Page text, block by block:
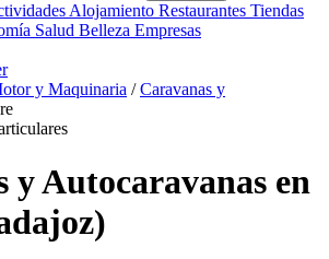
Alojamiento Restaurantes Tiendas
Salud Belleza Empresas
y Maquinaria / Caravanas y
y Autocaravanas en